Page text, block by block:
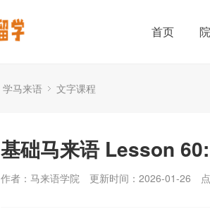
首页
学马来语 文字课程
基础马来语 Lesson
作者：马来语学院 更新时间：2026-01-26